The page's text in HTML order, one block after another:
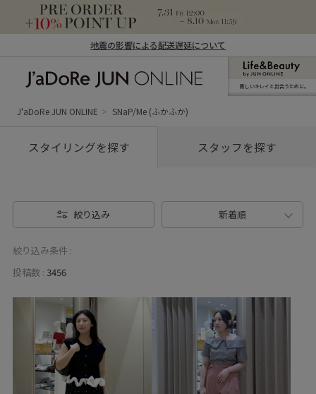
地震の影響による配送遅延について
ン オンライン）
新しいキレイと出合うために。
J'aDoRe JUN ONLINE SNaP/Me (ふかふか)
スタイリングを探す スタッフを探す
絞り込み 新着順
絞り込み条件 :
投稿数 : 3456